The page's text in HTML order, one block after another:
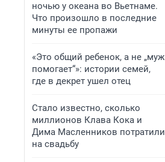
ночью у океана во Вьетнаме.
Что произошло в последние
минуты ее пропажи
«Это общий ребенок, а не „муж
помогает“»: истории семей,
где в декрет ушел отец
Стало известно, сколько
миллионов Клава Кока и
Дима Масленников потратили
на свадьбу